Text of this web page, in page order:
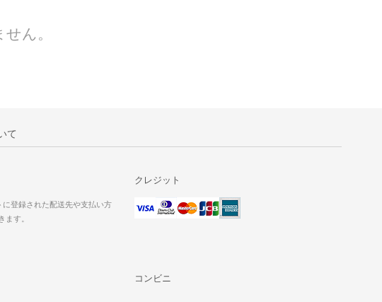
ん。
て
に登録された配送先や支払い方
ます。
クレジット
コンビニ